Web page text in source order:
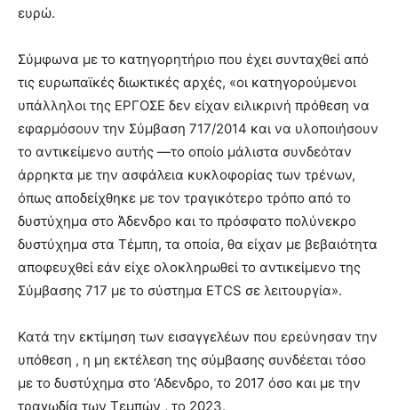
ευρώ.
Σύμφωνα με το κατηγορητήριο που έχει συνταχθεί από
τις ευρωπαϊκές διωκτικές αρχές, «οι κατηγορούμενοι
υπάλληλοι της ΕΡΓΟΣΕ δεν είχαν ειλικρινή πρόθεση να
εφαρμόσουν την Σύμβαση 717/2014 και να υλοποιήσουν
το αντικείμενο αυτής —το οποίο μάλιστα συνδεόταν
άρρηκτα με την ασφάλεια κυκλοφορίας των τρένων,
όπως αποδείχθηκε με τον τραγικότερο τρόπο από το
δυστύχημα στο Άδενδρο και το πρόσφατο πολύνεκρο
δυστύχημα στα Τέμπη, τα οποία, θα είχαν με βεβαιότητα
αποφευχθεί εάν είχε ολοκληρωθεί το αντικείμενο της
Σύμβασης 717 με το σύστημα ETCS σε λειτουργία».
Κατά την εκτίμηση των εισαγγελέων που ερεύνησαν την
υπόθεση , η μη εκτέλεση της σύμβασης συνδέεται τόσο
με το δυστύχημα στο ‘Αδενδρο, το 2017 όσο και με την
τραγωδία των Τεμπών , το 2023.